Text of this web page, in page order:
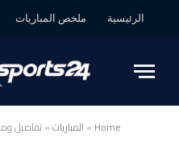
الرئيسية ملخص المباريات
Home
» المباريات»تفاصيل وموعد